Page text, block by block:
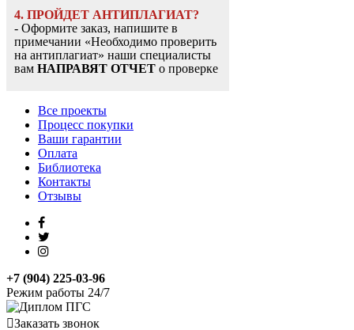
4. ПРОЙДЕТ АНТИПЛАГИАТ?
- Оформите заказ, напишите в
примечании «Необходимо проверить
на антиплагиат» наши специалисты
вам НАПРАВЯТ ОТЧЕТ о проверке
Все проекты
Процесс покупки
Ваши гарантии
Оплата
Библиотека
Контакты
Отзывы
+7 (904) 225-03-96
Режим работы 24/7
Заказать звонок